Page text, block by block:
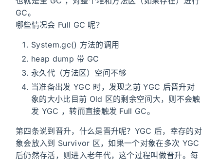
GC。
哪些情况会 Full GC 呢？
System.gc() 方法的调用
heap dump 带 GC
永久代（方法区）空间不够
当准备出发 YGC 时，发现之前 YGC 后晋升对
象的大小比目前 Old 区的剩余空间大，则不会触
发 YGC ，转而直接触发 Full GC。
第四条说到晋升，什么是晋升呢？YGC 后，幸存的对
象会放入到 Survivor 区，如果一个对象在多次 YGC
后仍然存活，则进入老年代，这个过程叫做晋升。每